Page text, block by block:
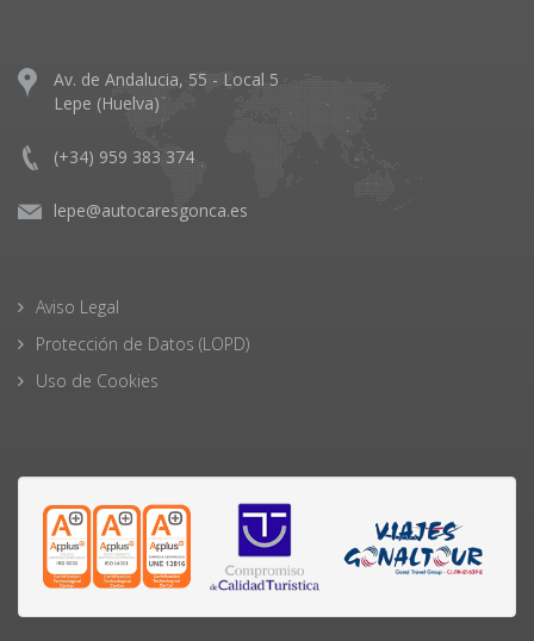
Av. de Andalucia, 55 - Local 5
Lepe (Huelva)
(+34) 959 383 374
lepe@autocaresgonca.es
Aviso Legal
Protección de Datos (LOPD)
Uso de Cookies